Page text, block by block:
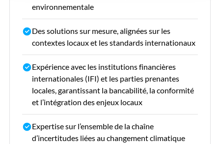
environnementale
Des solutions sur mesure, alignées sur les
contextes locaux et les standards internationaux
Expérience avec les institutions financières
internationales (IFI) et les parties prenantes
locales, garantissant la bancabilité, la conformité
et l’intégration des enjeux locaux
Expertise sur l’ensemble de la chaîne
d’incertitudes liées au changement climatique